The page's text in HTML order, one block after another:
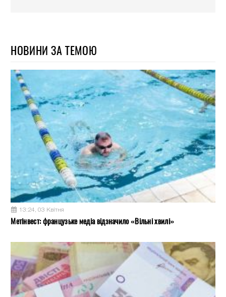
НОВИНИ ЗА ТЕМОЮ
13:24, 03 Квітня
Метінвест: французьке медіа відзначило «Вільні хвилі»